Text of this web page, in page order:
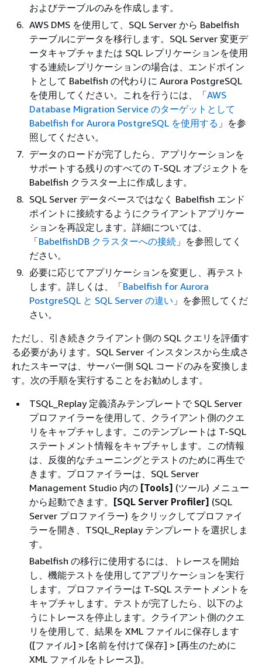
およびテーブルのみを作成します。
AWS DMS を使用して、SQL Server から Babelfish
テーブルにデータを移行します。SQL Server 変更デ
ータキャプチャまたは SQL レプリケーションを使用
する連続レプリケーションの場合は、エンドポイン
トとして Babelfish の代わりに Aurora PostgreSQL
を使用してください。これを行うには、「AWS
Database Migration Service のターゲットとして
Babelfish for Aurora PostgreSQL を使用する 」を参
照してください。
データのロードが完了したら、アプリケーションを
サポートする残りのすべての T-SQL オブジェクトを
Babelfish クラスター上に作成します。
SQL Server データベースではなく Babelfish エンド
ポイントに接続するようにクライアントアプリケー
ションを再設定します。詳細については、
「BabelfishDB クラスターへの接続 」を参照してく
ださい。
必要に応じてアプリケーションを変更し、再テスト
します。詳しくは、「Babelfish for Aurora
PostgreSQL と SQL Server の違い 」を参照してくだ
さい。
ただし、引き続きクライアント側の SQL クエリを評価す
る必要があります。SQL Server インスタンスから生成さ
れたスキーマは、サーバー側 SQL コードのみを変換しま
す。次の手順を実行することをお勧めします。
TSQL_Replay 定義済みテンプレートで SQL Server
プロファイラーを使用して、クライアント側のクエ
リをキャプチャします。このテンプレートは T-SQL
ステートメント情報をキャプチャします。この情報
は、反復的なチューニングとテストのために再生で
きます。プロファイラーは、SQL Server
Management Studio 内の [Tools] (ツール) メニュー
から起動できます。 [SQL Server Profiler] (SQL
Server プロファイラー) をクリックしてプロファイ
ラーを開き、TSQL_Replay テンプレートを選択しま
す。
Babelfish の移行に使用するには、トレースを開始
し、機能テストを使用してアプリケーションを実行
します。プロファイラーは T-SQL ステートメントを
キャプチャします。テストが完了したら、以下のよ
うにトレースを停止します。クライアント側のクエ
リを使用して、結果を XML ファイルに保存します
([ファイル] > [名前を付けて保存] > [再生のために
XML ファイルをトレース])。